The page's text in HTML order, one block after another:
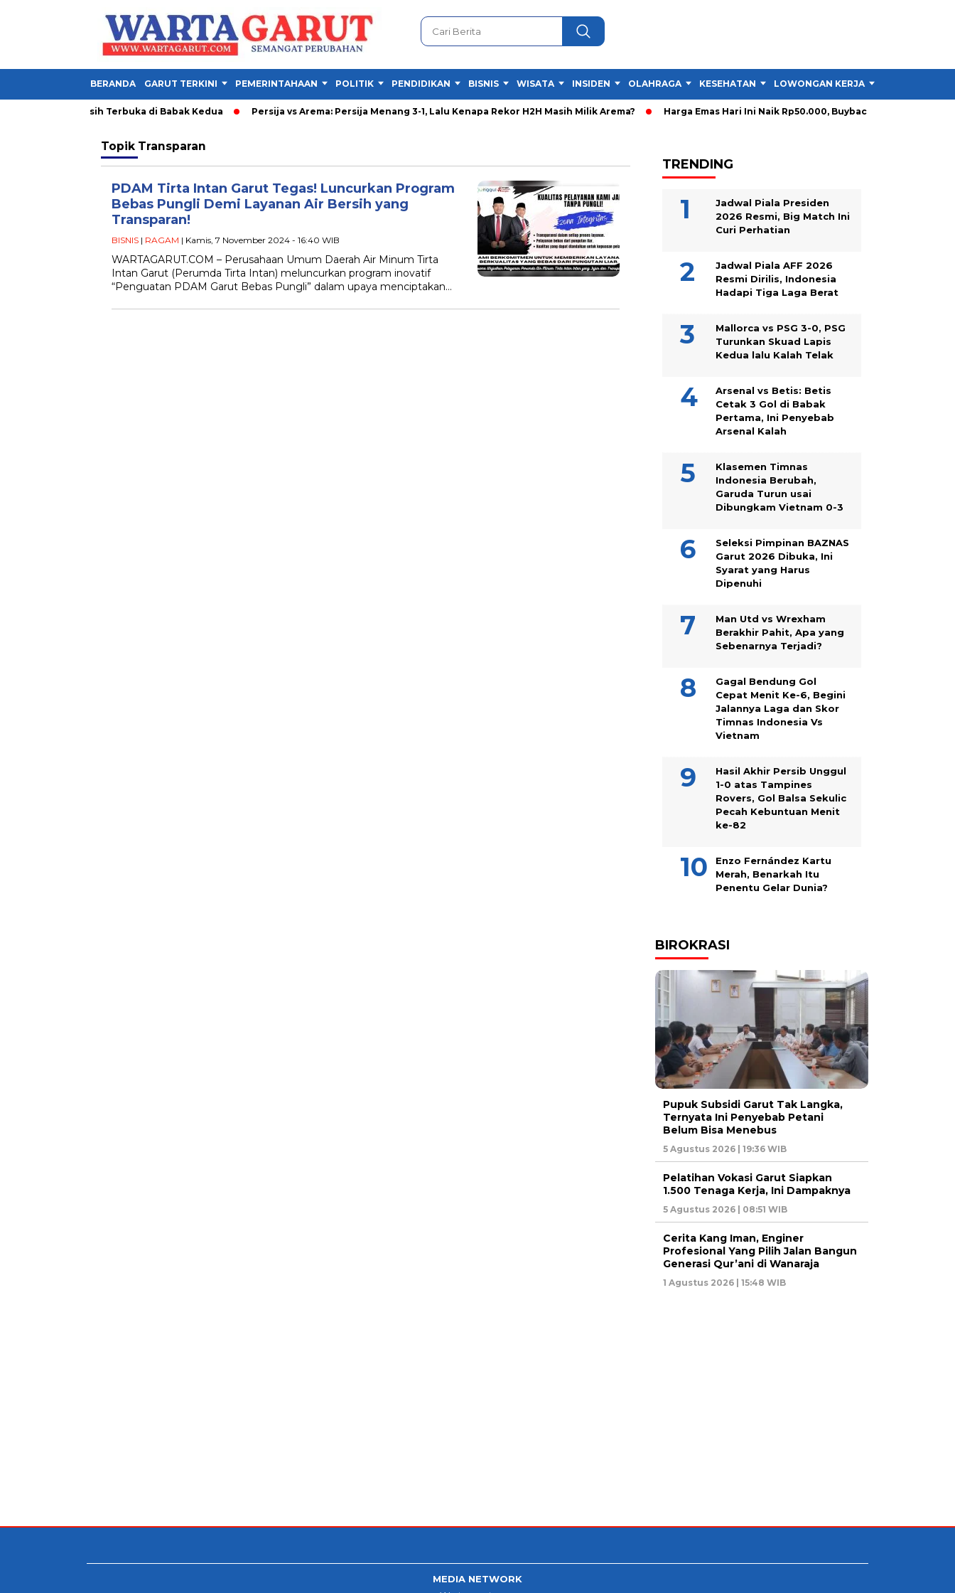
BERANDA GARUT TERKINI PEMERINTAHAAN POLITIK PENDIDIKAN BISNIS WISATA INSIDEN OLAHRAGA KESEHATAN LOWONGAN KERJA
1-1, Final Masih Terbuka di Babak Kedua Persija vs Arema: Persija Menang 3-1, Lalu Kenapa Rekor H2H Masih Milik Arema? Harga Emas Hari Ini Naik Rp50.000, Buyback Melonjak Rp90.000
Topik Transparan
PDAM Tirta Intan Garut Tegas! Luncurkan Program
Bebas Pungli Demi Layanan Air Bersih yang
Transparan!
BISNIS | RAGAM | Kamis, 7 November 2024 - 16:40 WIB
WARTAGARUT.COM – Perusahaan Umum Daerah Air Minum Tirta
Intan Garut (Perumda Tirta Intan) meluncurkan program inovatif
“Penguatan PDAM Garut Bebas Pungli” dalam upaya menciptakan…
TRENDING
Jadwal Piala Presiden
2026 Resmi, Big Match Ini
Curi Perhatian
Jadwal Piala AFF 2026
Resmi Dirilis, Indonesia
Hadapi Tiga Laga Berat
Mallorca vs PSG 3-0, PSG
Turunkan Skuad Lapis
Kedua lalu Kalah Telak
Arsenal vs Betis: Betis
Cetak 3 Gol di Babak
Pertama, Ini Penyebab
Arsenal Kalah
Klasemen Timnas
Indonesia Berubah,
Garuda Turun usai
Dibungkam Vietnam 0-3
Seleksi Pimpinan BAZNAS
Garut 2026 Dibuka, Ini
Syarat yang Harus
Dipenuhi
Man Utd vs Wrexham
Berakhir Pahit, Apa yang
Sebenarnya Terjadi?
Gagal Bendung Gol
Cepat Menit Ke-6, Begini
Jalannya Laga dan Skor
Timnas Indonesia Vs
Vietnam
Hasil Akhir Persib Unggul
1-0 atas Tampines
Rovers, Gol Balsa Sekulic
Pecah Kebuntuan Menit
ke-82
Enzo Fernández Kartu
Merah, Benarkah Itu
Penentu Gelar Dunia?
BIROKRASI
Pupuk Subsidi Garut Tak Langka,
Ternyata Ini Penyebab Petani
Belum Bisa Menebus
5 Agustus 2026 | 19:36 WIB
Pelatihan Vokasi Garut Siapkan
1.500 Tenaga Kerja, Ini Dampaknya
5 Agustus 2026 | 08:51 WIB
Cerita Kang Iman, Enginer
Profesional Yang Pilih Jalan Bangun
Generasi Qur’ani di Wanaraja
1 Agustus 2026 | 15:48 WIB
MEDIA NETWORK